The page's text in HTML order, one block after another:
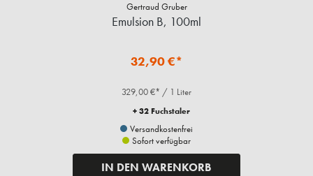
Gertraud Gruber
Emulsion B, 100ml
32,90 €*
329,00 €* / 1 Liter
+ 32 Fuchstaler
Versandkostenfrei
Sofort verfügbar
IN DEN WARENKORB